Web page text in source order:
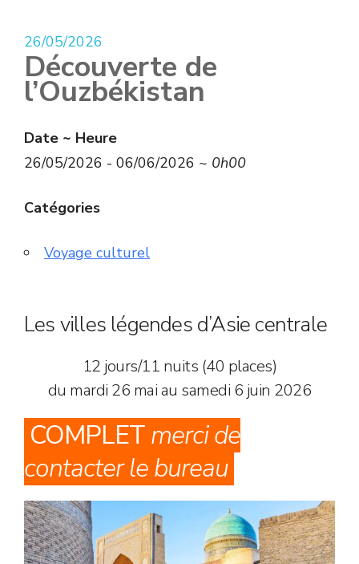
26/05/2026
Découverte de
l’Ouzbékistan
Date ~ Heure
26/05/2026 - 06/06/2026 ~ 0h00
Catégories
Voyage culturel
Les villes légendes d’Asie centrale
12 jours/11 nuits (40 places)
du mardi 26 mai au samedi 6 juin 2026
COMPLETmerci de
contacter le bureau